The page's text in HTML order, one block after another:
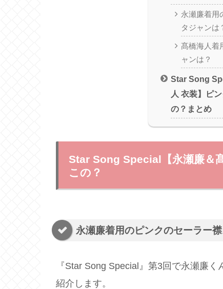
永瀬廉着用
タジャンは
髙橋海人着
ャンは？
Star Song
人 衣装】ピ
の？まとめ
Star Song Special【永瀬廉＆
この？
永瀬廉着用のピンクのセーラー
『Star Song Special』第3回で永瀬廉
紹介します。